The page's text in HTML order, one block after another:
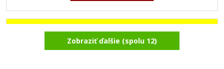
Brother TN-130/135 Žltý
Zobraziť ďalšie (spolu 12)